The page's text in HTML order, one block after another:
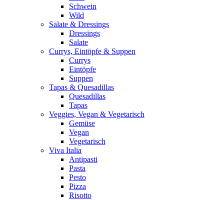
Schwein
Wild
Salate & Dressings
Dressings
Salate
Currys, Eintöpfe & Suppen
Currys
Eintöpfe
Suppen
Tapas & Quesadillas
Quesadillas
Tapas
Veggies, Vegan & Vegetarisch
Gemüse
Vegan
Vegetarisch
Viva Italia
Antipasti
Pasta
Pesto
Pizza
Risotto